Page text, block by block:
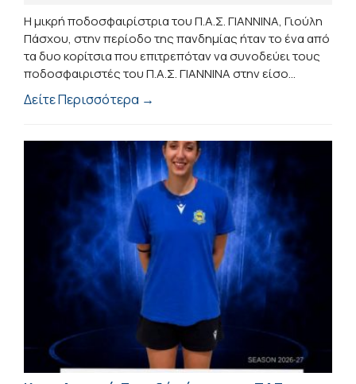
Η μικρή ποδοσφαιρίστρια του Π.Α.Σ. ΓΙΑΝΝΙΝΑ, Γιούλη
Πάσχου, στην περίοδο της πανδημίας ήταν το ένα από
τα δυο κορίτσια που επιτρεπόταν να συνοδεύει τους
ποδοσφαιριστές του Π.Α.Σ. ΓΙΑΝΝΙΝΑ στην είσο...
Δείτε Περισσότερα →